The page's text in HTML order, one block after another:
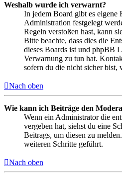
Weshalb wurde ich verwarnt?
In jedem Board gibt es eigene
Administration festgelegt
Regeln verstoßen hast, kann
Bitte beachte, dass dies die
dieses Boards ist und phpBB
Verwarnung zu tun hat.
sofern du die nicht sicher bist,
Nach oben
Wie kann ich Beiträge den
Wenn ein Administrator die
vergeben hat, siehst du eine
Beitrags, um diesen zu
weiteren Schritte geführt.
Nach oben